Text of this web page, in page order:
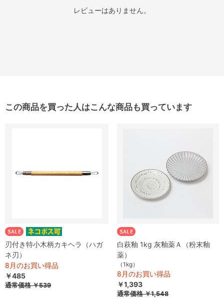
レビューはありません。
この商品を買った人はこんな商品も買っています
刃付き特小木柄カキヘラ（ハガ
ネ刃）
8月のお買い得品
￥485
通常価格￥539
白萩釉 1kg 灰釉薬Ａ（粉末釉
薬）
（1kg）
8月のお買い得品
￥1,393
通常価格￥1,548